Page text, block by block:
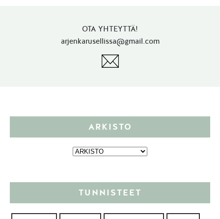
OTA YHTEYTTÄ!
arjenkarusellissa@gmail.com
ARKISTO
TUNNISTEET